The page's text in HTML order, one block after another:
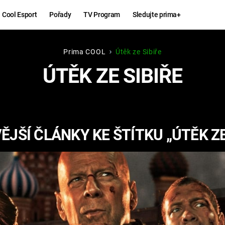
Cool Esport Pořady TV Program Sledujte prima+
Hry
KINGDOM
COME:
DELIVERANCE
ESPORT
Zábava
CHUCK
NORRIS
Prima COOL Útěk ze Sibiře
ÚTĚK ZE SIBIŘE
ČLÁNKY KE ŠTÍTKU „ÚTĚK